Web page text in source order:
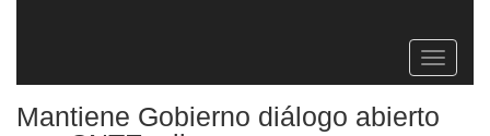
Toggle
Mantiene Gobierno diálogo abierto